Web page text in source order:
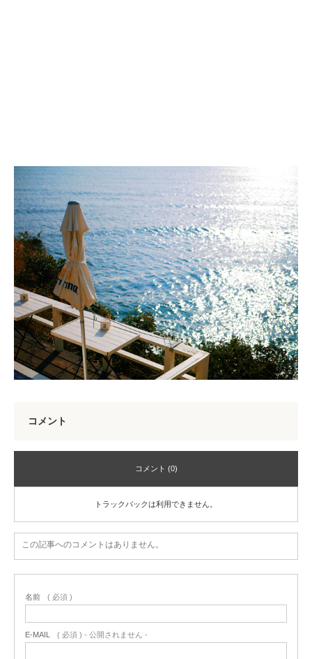
コメント
コメント (0)
トラックバックは利用できません。
この記事へのコメントはありません。
名前 ( 必須 )
E-MAIL ( 必須 ) - 公開されません -